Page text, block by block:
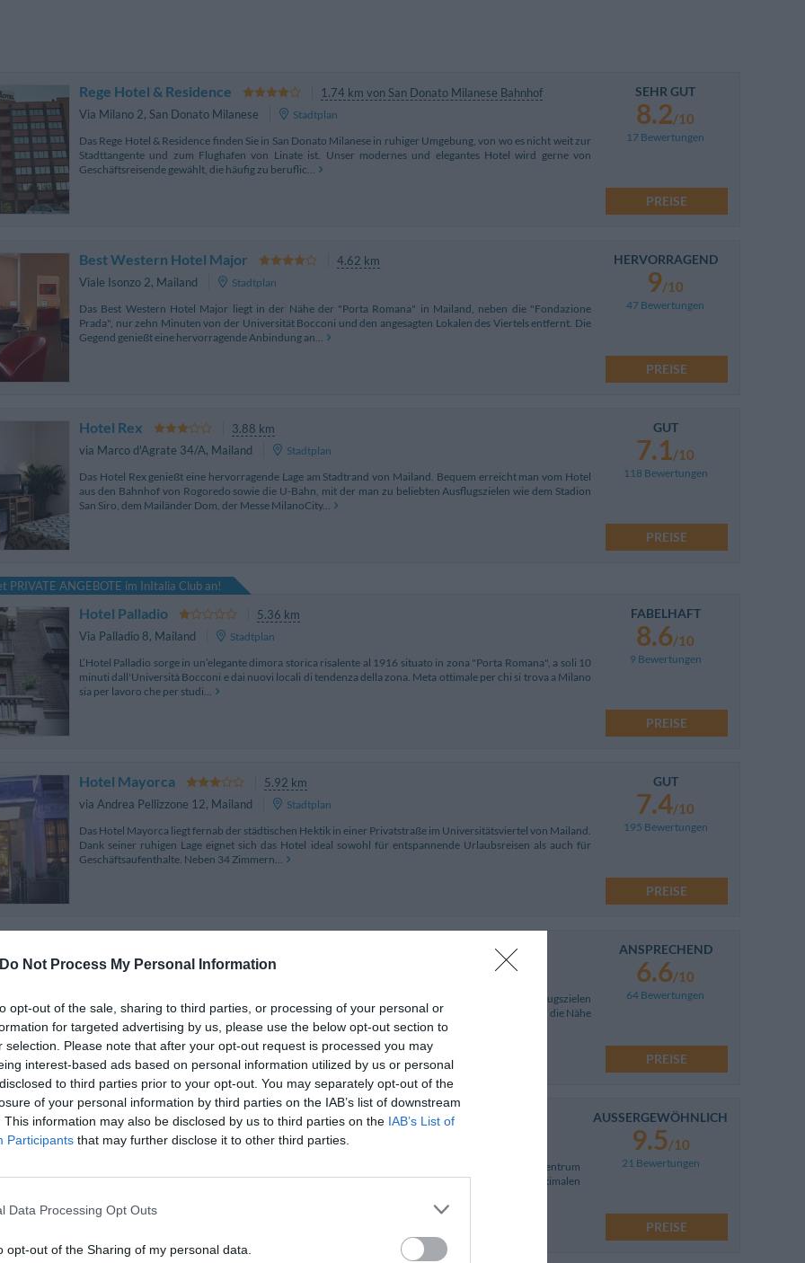
Do Not Process My Personal Information
opt-out of the sale, sharing to third parties, or processing of your personal or
for targeted advertising by us, please use the below opt-out section to
selection. Please note that after your opt-out request is processed you may
interest-based ads based on personal information utilized by us or personal
to third parties prior to your opt-out. You may separately opt-out of the
of your personal information by third parties on the IAB’s list of downstream
This information may also be disclosed by us to third parties on the IAB’s List of
Participants that may further disclose it to other third parties.
Data Processing Opt Outs
opt-out of the Sharing of my personal data.
Rege Hotel & Residence
1.74 km von San Donato Milanese Bahnhof
Via Milano 2, San Donato Milanese
Stadtplan
Das Rege Hotel & Residence finden Sie in San Donato Milanese in ruhiger Umgebung, von wo es nicht weit zur
Stadttangente und zum Flughafen von Linate ist. Unser modernes und elegantes Hotel wird gerne von
Geschäftsreisende gewählt, die häufig zu beruflic...
SEHR GUT
8.2/10
17 Bewertungen
PREISE
Best Western Hotel Major
4.62 km
Viale Isonzo 2, Mailand
Stadtplan
Das Best Western Hotel Major liegt in der Nähe der "Porta Romana" in Mailand, neben die "Fondazione
Prada", nur zehn Minuten von der Universität Bocconi und den angesagten Lokalen des Viertels entfernt. Die
Gegend genießt eine hervorragende Anbindung an...
HERVORRAGEND
9/10
47 Bewertungen
PREISE
Hotel Rex
3.88 km
via Marco d'Agrate 34/A, Mailand
Stadtplan
Das Hotel Rex genießt eine hervorragende Lage am Stadtrand von Mailand. Bequem erreicht man vom Hotel
aus den Bahnhof von Rogoredo sowie die U-Bahn, mit der man zu beliebten Ausflugszielen wie dem Stadion
San Siro, dem Mailänder Dom, der Messe MilanoCity...
GUT
7.1/10
118 Bewertungen
PREISE
PRIVATE ANGEBOTE im InItalia Club an!
Hotel Palladio
5.36 km
Via Palladio 8, Mailand
Stadtplan
L’Hotel Palladio sorge in un’elegante dimora storica risalente al 1916 situato in zona "Porta Romana", a soli 10
minuti dall'Università Bocconi e dai nuovi locali di tendenza della zona. Meta ottimale per chi si trova a Milano
sia per lavoro che per studi...
FABELHAFT
8.6/10
9 Bewertungen
PREISE
Hotel Mayorca
5.92 km
via Andrea Pellizzone 12, Mailand
Stadtplan
Das Hotel Mayorca liegt fernab der städtischen Hektik in einer Privatstraße im Universitätsviertel von Mailand.
Dank seiner ruhigen Lage eignet sich das Hotel ideal sowohl für entspannende Urlaubsreisen als auch für
Geschäftsaufenthalte. Neben 34 Zimmern...
GUT
7.4/10
195 Bewertungen
PREISE
Via Papi 18 Mailand
Stadtplan
Das Hotel Porta Romana liegt im Zentrum von Mailand, nicht weit von den beliebtesten Ausflugszielen
entfernt. Durch seine zentrale Lage, die hervorragende Anbindung an öffentliche Verkehrsmittel und die Nähe
zu den wichtigsten Verbindungsstraßen ist das...
ANSPRECHEND
6.6/10
64 Bewertungen
PREISE
Hotel Galileo
6.69 km
Corso Europa 9,Mailand
Stadtplan
Das Hotel Galileo in Mailand liegt nicht weit von der bezaubernden Piazza Duomo und dem Stadtzentrum
entfernt. Neben gelungenen Urlaubsaufenthalten in der Stadt bietet das Hotel durch die optimalen
AUSSERGEWÖHNLICH
9.5/10
21 Bewertungen
PREISE